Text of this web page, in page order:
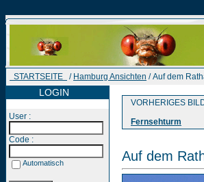
STARTSEITE / Hamburg Ansichten / Auf dem
LOGIN
User :
Code :
Automatisch
VORHERIGES
Fernsehturm
Auf dem